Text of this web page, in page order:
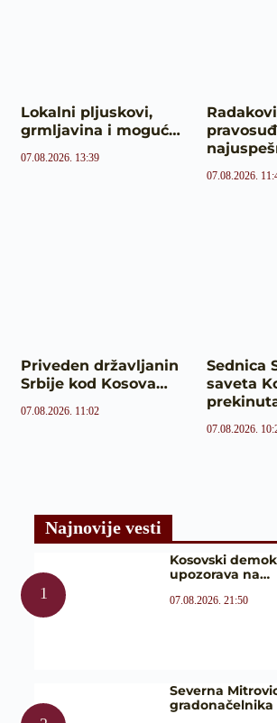
Lokalni pljuskovi,
grmljavina i moguć…
07.08.2026. 13:39
07.08.2026.
Priveden državljanin
Srbije kod Kosova…
07.08.2026. 11:02
Sednica
saveta
07.08.2026.
Najnovije vesti
Kosovski
upozorava na…
07.08.2026. 21:50
Severna
gradonačelnika